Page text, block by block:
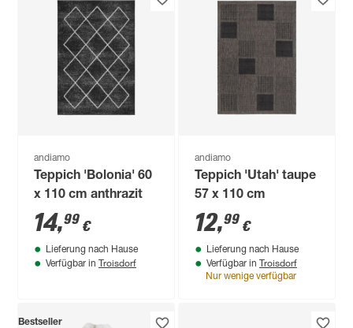
andiamo
Teppich 'Bolonia' 60
x 110 cm anthrazit
14,99 €
Lieferung nach Hause
Verfügbar in Troisdorf
andiamo
Teppich 'Utah' taupe
57 x 110 cm
12,99 €
Lieferung nach Hause
Verfügbar in Troisdorf
Nur wenige verfügbar
Bestseller